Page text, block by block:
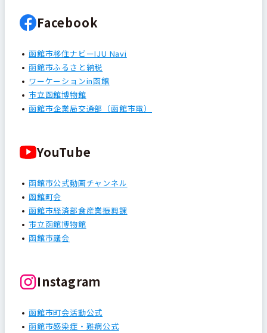
Facebook
函館市移住ナビーIJU Navi
函館市ふるさと納税
ワーケーションin函館
市立函館博物館
函館市企業局交通部（函館市電）
YouTube
函館市公式動画チャンネル
函館町会
函館市経済部食産業振興課
市立函館博物館
函館市議会
Instagram
函館市町会活動公式
函館市感染症・難病公式